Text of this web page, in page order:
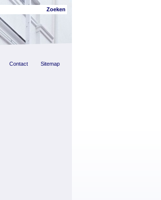
Zoeken
Contact Sitemap